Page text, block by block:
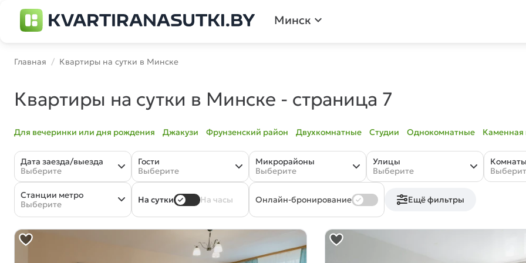
Минск expand_more
Главная Квартиры на сутки в Минске
Квартиры на сутки в Минске - страница 7
Для вечеринки или дня рождения Джакузи Фрунзенский район Двухкомнатные Студии Однокомнатные Каменная
Дата заезда/выезда
Выберите
Гости
Выберите
Микрорайоны
Выберите
Улицы
Выберите
Комнаты
Станции метро
Выберите
На сутки На часы Онлайн-бронирование Ещё фильтры